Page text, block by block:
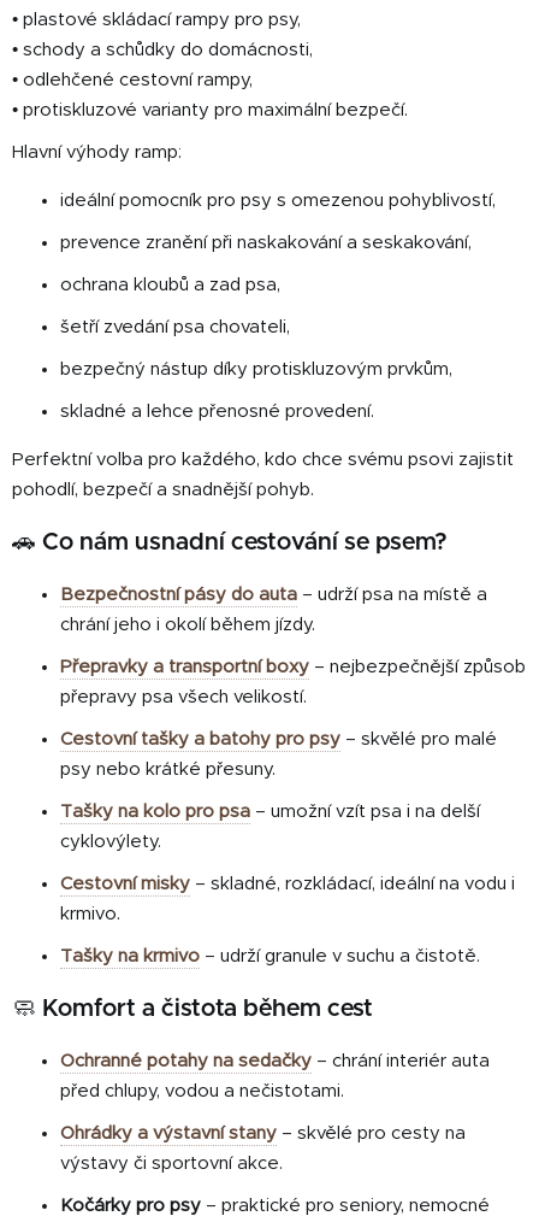
• plastové skládací rampy pro psy,
• schody a schůdky do domácnosti,
• odlehčené cestovní rampy,
• protiskluzové varianty pro maximální bezpečí.
Hlavní výhody ramp:
ideální pomocník pro psy s omezenou pohyblivostí,
prevence zranění při naskakování a seskakování,
ochrana kloubů a zad psa,
šetří zvedání psa chovateli,
bezpečný nástup díky protiskluzovým prvkům,
skladné a lehce přenosné provedení.
Perfektní volba pro každého, kdo chce svému psovi zajistit
pohodlí, bezpečí a snadnější pohyb.
🚗 Co nám usnadní cestování se psem?
Bezpečnostní pásy do auta – udrží psa na místě a
chrání jeho i okolí během jízdy.
Přepravky a transportní boxy – nejbezpečnější způsob
přepravy psa všech velikostí.
Cestovní tašky a batohy pro psy – skvělé pro malé
psy nebo krátké přesuny.
Tašky na kolo pro psa – umožní vzít psa i na delší
cyklovýlety.
Cestovní misky – skladné, rozkládací, ideální na vodu i
krmivo.
Tašky na krmivo – udrží granule v suchu a čistotě.
🧼 Komfort a čistota během cest
Ochranné potahy na sedačky – chrání interiér auta
před chlupy, vodou a nečistotami.
Ohrádky a výstavní stany – skvělé pro cesty na
výstavy či sportovní akce.
Kočárky pro psy – praktické pro seniory, nemocné